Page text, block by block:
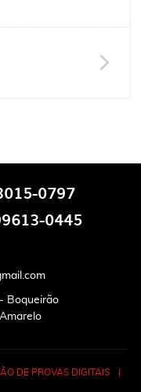
0797
0445
Boqueirão
DE PROVAS DIGITAIS